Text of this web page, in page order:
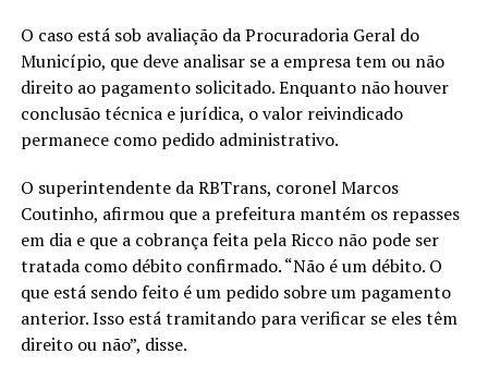
O caso está sob avaliação da Procuradoria Geral do
Município, que deve analisar se a empresa tem ou não
direito ao pagamento solicitado. Enquanto não houver
conclusão técnica e jurídica, o valor reivindicado
permanece como pedido administrativo.
O superintendente da RBTrans, coronel Marcos
Coutinho, afirmou que a prefeitura mantém os repasses
em dia e que a cobrança feita pela Ricco não pode ser
tratada como débito confirmado. “Não é um débito. O
que está sendo feito é um pedido sobre um pagamento
anterior. Isso está tramitando para verificar se eles têm
direito ou não”, disse.